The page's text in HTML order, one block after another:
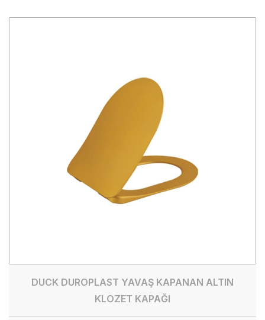
DUCK DUROPLAST YAVAŞ KAPANAN ALTIN
KLOZET KAPAĞI